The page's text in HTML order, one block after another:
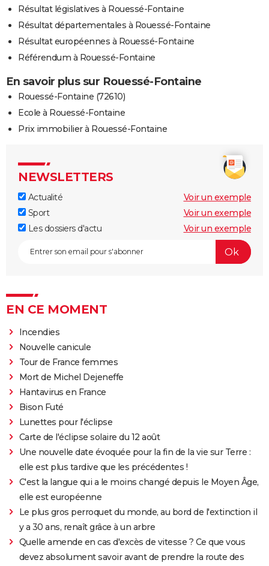
Résultat législatives à Rouessé-Fontaine
Résultat départementales à Rouessé-Fontaine
Résultat européennes à Rouessé-Fontaine
Référendum à Rouessé-Fontaine
En savoir plus sur Rouessé-Fontaine
Rouessé-Fontaine (72610)
Ecole à Rouessé-Fontaine
Prix immobilier à Rouessé-Fontaine
NEWSLETTERS
Actualité
Voir un exemple
Sport
Voir un exemple
Les dossiers d'actu
Voir un exemple
EN CE MOMENT
Incendies
Nouvelle canicule
Tour de France femmes
Mort de Michel Dejeneffe
Hantavirus en France
Bison Futé
Lunettes pour l'éclipse
Carte de l'éclipse solaire du 12 août
Une nouvelle date évoquée pour la fin de la vie sur Terre :
elle est plus tardive que les précédentes !
C'est la langue qui a le moins changé depuis le Moyen Âge,
elle est européenne
Le plus gros perroquet du monde, au bord de l'extinction il
y a 30 ans, renaît grâce à un arbre
Quelle amende en cas d'excès de vitesse ? Ce que vous
devez absolument savoir avant de prendre la route des